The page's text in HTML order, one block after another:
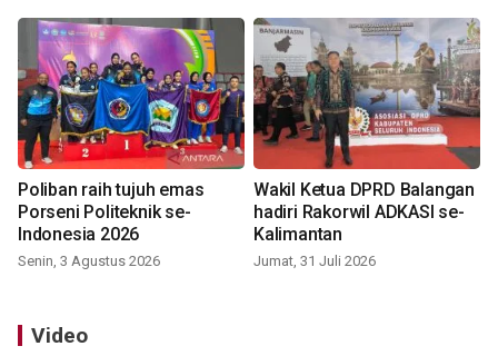
Poliban raih tujuh emas
Porseni Politeknik se-
Indonesia 2026
Senin, 3 Agustus 2026
Wakil Ketua DPRD Balangan
hadiri Rakorwil ADKASI se-
Kalimantan
Jumat, 31 Juli 2026
Video